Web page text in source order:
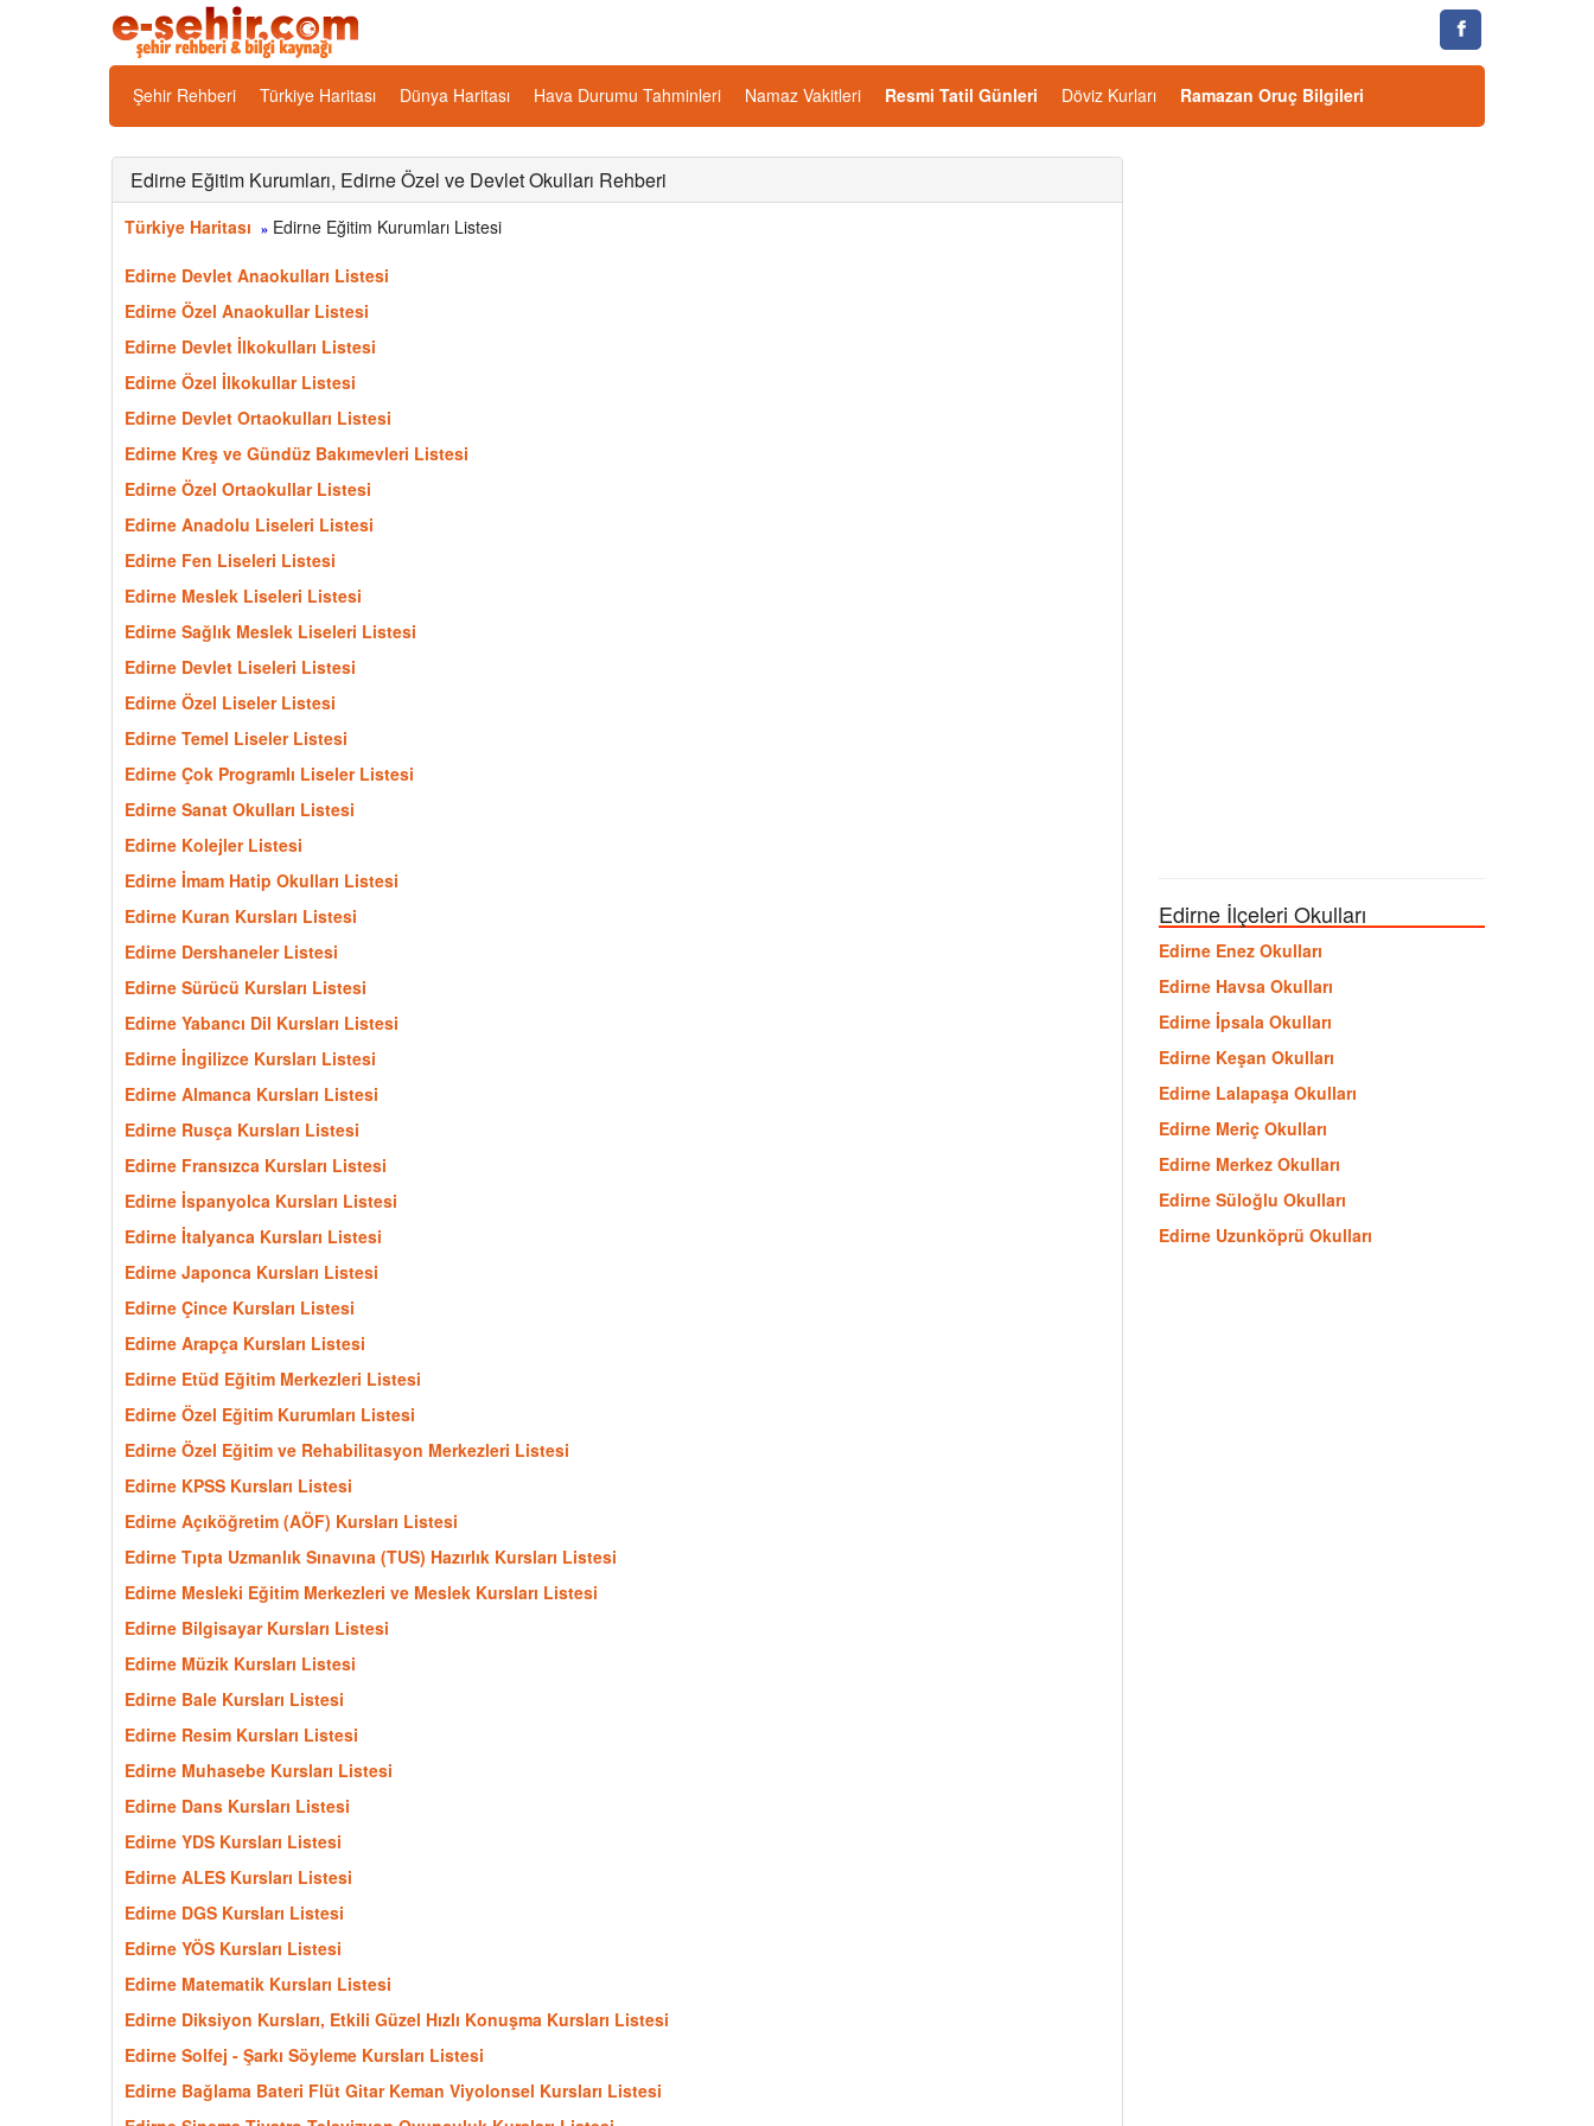
Şehir Rehberi Türkiye Haritası Dünya Haritası Hava Durumu Tahminleri Namaz Vakitleri Resmi Tatil Günleri Döviz Kurları Ramazan Oruç Bilgileri
Edirne Eğitim Kurumları, Edirne Özel ve Devlet Okulları Rehberi
Türkiye Haritası » Edirne Eğitim Kurumları Listesi
Edirne Devlet Anaokulları Listesi
Edirne Özel Anaokullar Listesi
Edirne Devlet İlkokulları Listesi
Edirne Özel İlkokullar Listesi
Edirne Devlet Ortaokulları Listesi
Edirne Kreş ve Gündüz Bakımevleri Listesi
Edirne Özel Ortaokullar Listesi
Edirne Anadolu Liseleri Listesi
Edirne Fen Liseleri Listesi
Edirne Meslek Liseleri Listesi
Edirne Sağlık Meslek Liseleri Listesi
Edirne Devlet Liseleri Listesi
Edirne Özel Liseler Listesi
Edirne Temel Liseler Listesi
Edirne Çok Programlı Liseler Listesi
Edirne Sanat Okulları Listesi
Edirne Kolejler Listesi
Edirne İmam Hatip Okulları Listesi
Edirne Kuran Kursları Listesi
Edirne Dershaneler Listesi
Edirne Sürücü Kursları Listesi
Edirne Yabancı Dil Kursları Listesi
Edirne İngilizce Kursları Listesi
Edirne Almanca Kursları Listesi
Edirne Rusça Kursları Listesi
Edirne Fransızca Kursları Listesi
Edirne İspanyolca Kursları Listesi
Edirne İtalyanca Kursları Listesi
Edirne Japonca Kursları Listesi
Edirne Çince Kursları Listesi
Edirne Arapça Kursları Listesi
Edirne Etüd Eğitim Merkezleri Listesi
Edirne Özel Eğitim Kurumları Listesi
Edirne Özel Eğitim ve Rehabilitasyon Merkezleri Listesi
Edirne KPSS Kursları Listesi
Edirne Açıköğretim (AÖF) Kursları Listesi
Edirne Tıpta Uzmanlık Sınavına (TUS) Hazırlık Kursları Listesi
Edirne Mesleki Eğitim Merkezleri ve Meslek Kursları Listesi
Edirne Bilgisayar Kursları Listesi
Edirne Müzik Kursları Listesi
Edirne Bale Kursları Listesi
Edirne Resim Kursları Listesi
Edirne Muhasebe Kursları Listesi
Edirne Dans Kursları Listesi
Edirne YDS Kursları Listesi
Edirne ALES Kursları Listesi
Edirne DGS Kursları Listesi
Edirne YÖS Kursları Listesi
Edirne Matematik Kursları Listesi
Edirne Diksiyon Kursları, Etkili Güzel Hızlı Konuşma Kursları Listesi
Edirne Solfej - Şarkı Söyleme Kursları Listesi
Edirne Bağlama Bateri Flüt Gitar Keman Viyolonsel Kursları Listesi
Edirne İlçeleri Okulları
Edirne Enez Okulları
Edirne Havsa Okulları
Edirne İpsala Okulları
Edirne Keşan Okulları
Edirne Lalapaşa Okulları
Edirne Meriç Okulları
Edirne Merkez Okulları
Edirne Süloğlu Okulları
Edirne Uzunköprü Okulları